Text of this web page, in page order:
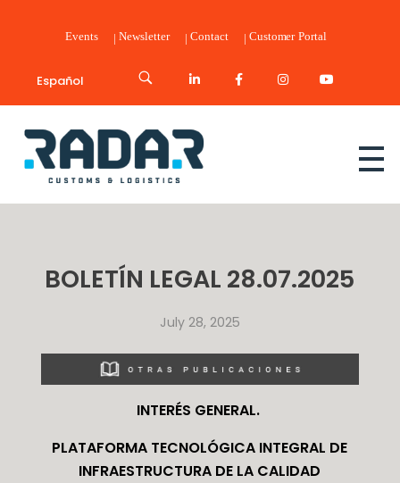
Events Newsletter Contact Customer Portal
Español
Radar Customs & Logistics
BOLETÍN LEGAL 28.07.2025
July 28, 2025
INTERÉS GENERAL.
PLATAFORMA TECNOLÓGICA INTEGRAL DE
INFRAESTRUCTURA DE LA CALIDAD